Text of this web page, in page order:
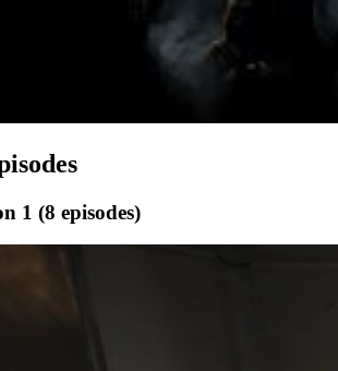
1 (8 episodes)